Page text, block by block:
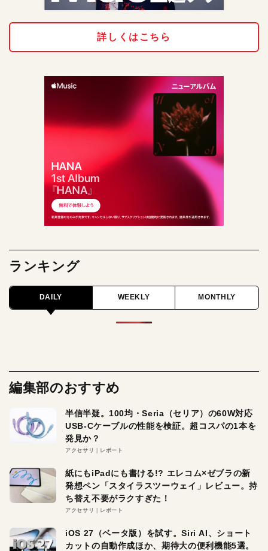
詳しくはこちら
ランキング
DAILY WEEKLY MONTHLY
編集部のおすすめ
半信半疑。100均・Seria（セリア）の60W対応
USB-Cケーブルの性能を検証。超コスパの1本を
発見か？
アクセサリ レポート
紙にもiPadにも書ける!? エレコム×ゼブラの新
発想ペン「スタイラスツーウェイ」レビュー。持
ち替え不要がラクすぎた！
アクセサリ レポート
iOS 27（ベータ版）を試す。Siri AI、ショート
カットの自動作成ほか、期待大の便利機能5選。